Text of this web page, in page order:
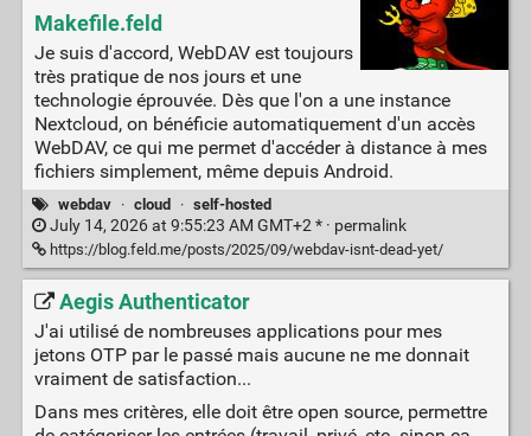
Makefile.feld
Je suis d'accord, WebDAV est toujours
très pratique de nos jours et une
technologie éprouvée. Dès que l'on a une instance
Nextcloud, on bénéficie automatiquement d'un accès
WebDAV, ce qui me permet d'accéder à distance à mes
fichiers simplement, même depuis Android.
webdav · cloud · self-hosted
July 14, 2026 at 9:55:23 AM GMT+2 * · permalink
https://blog.feld.me/posts/2025/09/webdav-isnt-dead-yet/
Aegis Authenticator
J'ai utilisé de nombreuses applications pour mes
jetons OTP par le passé mais aucune ne me donnait
vraiment de satisfaction...
Dans mes critères, elle doit être open source, permettre